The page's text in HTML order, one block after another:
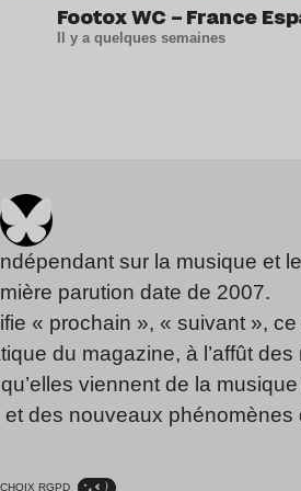
Footox WC – France
Il y a quelques semaines
sur la musique et
parution date de 2007.
« prochain », « suivant », ce
du magazine, à l’affût des
viennent de la
des nouveaux phénomènes
CHOIX RGPD